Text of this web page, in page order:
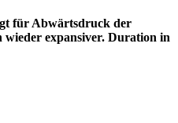
für Abwärtsdruck der
expansiver. Duration in